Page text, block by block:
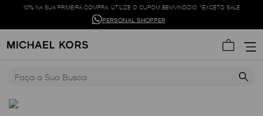
10% NA SUA PRIMEIRA COMPRA. UTILIZE O CUPOM BEMVINDO10. *EXCETO SALE
PERSONAL SHOPPER